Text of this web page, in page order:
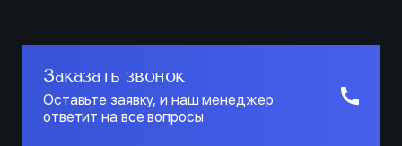
Заказать звонок
Оставьте заявку, и наш менеджер
ответит на все вопросы